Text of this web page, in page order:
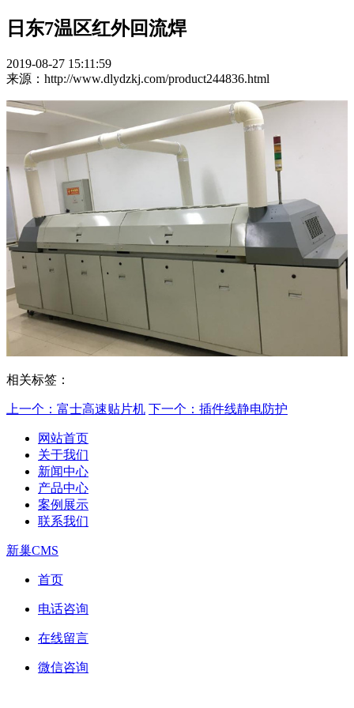
日东7温区红外回流焊
2019-08-27 15:11:59
来源：http://www.dlydzkj.com/product244836.html
相关标签：
上一个：富士高速贴片机 下一个：插件线静电防护
网站首页
关于我们
新闻中心
产品中心
案例展示
联系我们
新巢CMS
首页
电话咨询
在线留言
微信咨询